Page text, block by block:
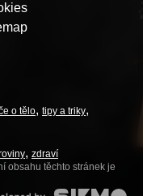
o tělo tipy a triky
zdraví
obsahu těchto stránek je